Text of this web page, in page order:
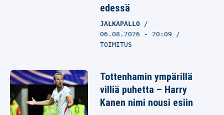
edessä
JALKAPALLO
06.08.2026 - 20:09
TOIMITUS
Tottenhamin ympärillä
villiä puhetta – Harry
Kanen nimi nousi esiin